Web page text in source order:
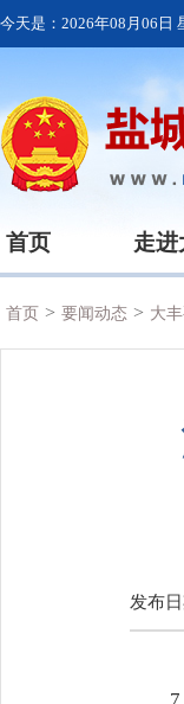
今天是： 2026年08月06日
首页 走进
首页 > 要闻动态 > 大
发布